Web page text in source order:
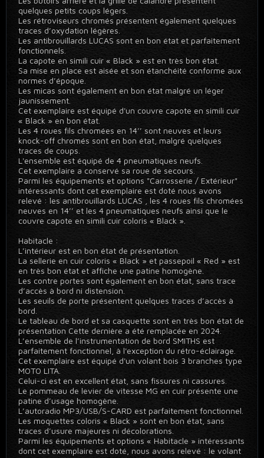
quelques petits coups légers.
Les rétroviseurs chromés présentent également quelques
traces d’oxydation légères.
Les antibrouillards LUCAS sont en bon état et parfaitement
fonctionnels.
La capote en simili cuir « Black » est en très bon état.
Sa mise en place est aisée et son étanchéité conforme aux
normes d’époque.
Les micas sont également en bon état malgré un léger
jaunissement.
Cet exemplaire est équipé d'un couvre capote en simili cuir
« Black » en bon état.
Les 4 roues fils chromées en 14’’ sont neuves et leurs
knock-off chromés sont en bon état, malgré quelques
traces de coups.
L'ensemble est équipé de 4 pneumatiques neufs.
Cet exemplaire a conservé sa roue de secours.
Parmi les équipements et options "Carrosserie / Extérieur"
intéressants dont cet exemplaire est doté nous avons
relevé : les antibrouillards LUCAS , les 4 roues fils chromées
neuves en 14’’ et les 4 pneumatiques neufs ainsi que le
couvre capote en simili cuir coloris « Black ».
Habitacle :
L’intérieur est en bon état de présentation.
La sellerie en cuir coloris « Black » et passepoil « Red » est
en très bon état et affiche une patine homogène.
Les contre portes sont également en bon état, sans trace
d’accès à bord ni distension.
Les seuils de porte présentent quelques traces d’accès à
bord.
Le tableau de bord et sa casquette sont en très bon état de
présentation Cette dernière a été remplacée en 2024.
L’ensemble de l’instrumentation de bord SMITHS est
parfaitement fonctionnel, à l'exception du rétro-éclairage.
Cet exemplaire est équipé d'un volant bois 3 branches type
MOTO LITA.
Celui-ci est en excellent état, sans fissures ni cassures.
Le pommeau de levier de vitesse MG en cuir présente une
patine d’usage homogène.
L’autoradio MP3/USB/S-CARD est parfaitement fonctionnel.
Les moquettes coloris « Black » sont en bon état, sans
traces d’usure majeures ni décolorations.
Parmi les équipements et options « Habitacle » intéressants
dont cet exemplaire est doté, nous avons relevé : le volant